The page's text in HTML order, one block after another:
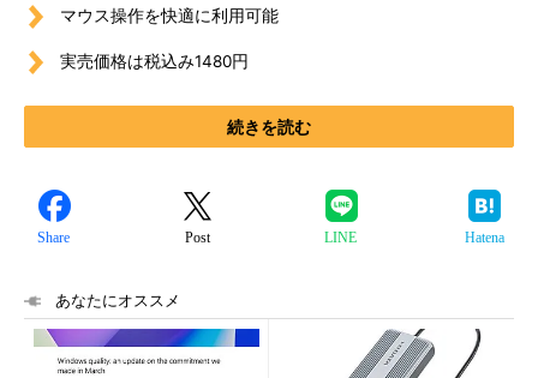
マウス操作を快適に利用可能
実売価格は税込み1480円
続きを読む
Share Post LINE Hatena
あなたにオススメ